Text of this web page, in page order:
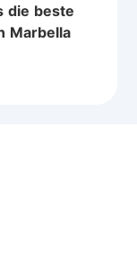
die beste
Marbella